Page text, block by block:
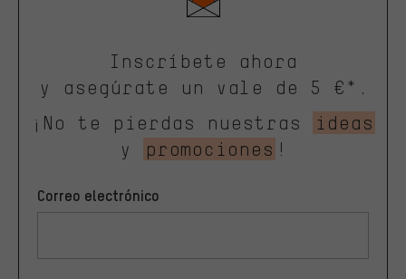
Inscríbete ahora
y asegúrate un vale de 5 €*.
¡No te pierdas nuestras
ideas
y
promociones !
Correo electrónico